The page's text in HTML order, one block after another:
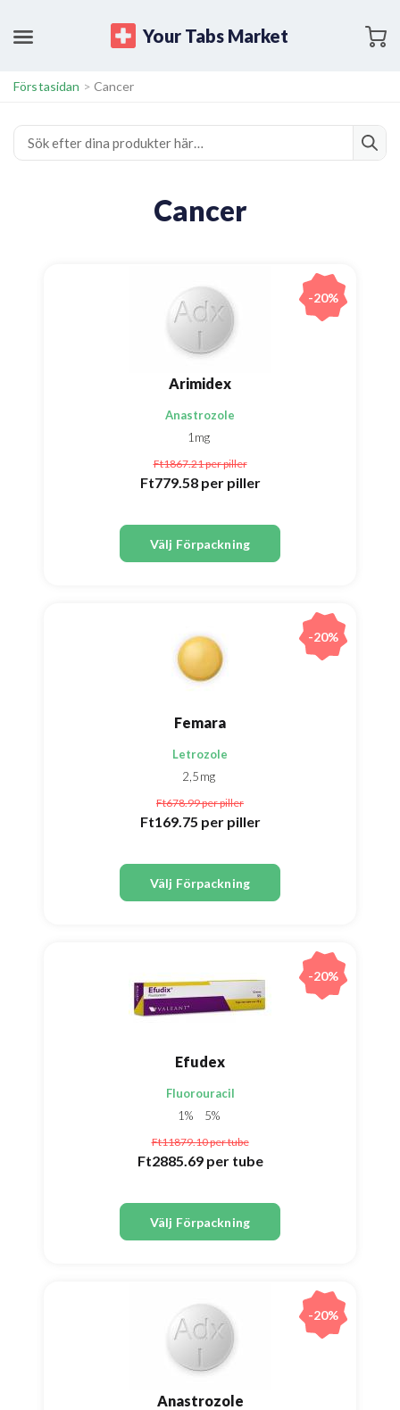
Your Tabs Market
Förstasidan > Cancer
Cancer
Arimidex
Anastrozole
1mg
Ft1867.21per piller
Ft779.58 per piller
Välj Förpackning
-20%
Femara
Letrozole
2,5mg
Ft678.99per piller
Ft169.75 per piller
Välj Förpackning
-20%
Efudex
Fluorouracil
1%
5%
Ft11879.10per tube
Ft2885.69 per tube
Välj Förpackning
-20%
Anastrozole
-20%